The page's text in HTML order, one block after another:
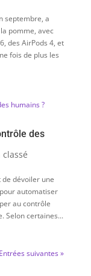
septembre, a
pomme, avec
des AirPods 4, et
fois de plus les
des
classé
de dévoiler une
automatiser
au contrôle
Selon certaines...
Entrées suivantes »